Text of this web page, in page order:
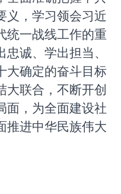
义，学习领会习近
统一战线工作的重
诚、学出担当、
大确定的奋斗目标
大联合，不断开创
面，为全面建设社
推进中华民族伟大